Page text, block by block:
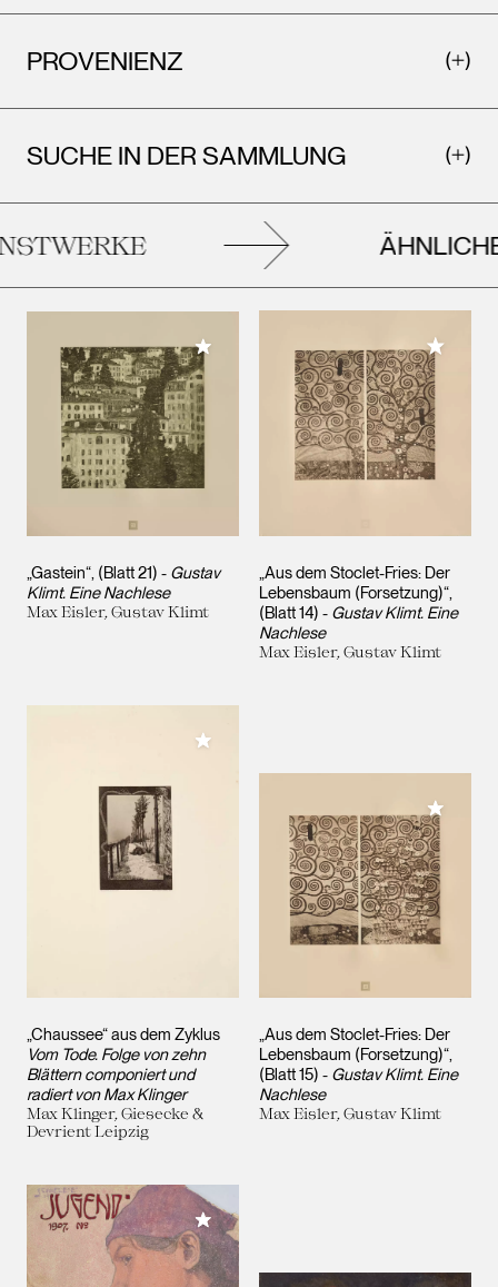
PROVENIENZ
SUCHE IN DER SAMMLUNG
ÄHNLICHE
„Gastein“, (Blatt 21) - Gustav
Klimt. Eine Nachlese
Max Eisler, Gustav Klimt
Meiner Sammlung hinzufügen
„Aus dem Stoclet-Fries: Der
Lebensbaum (Forsetzung)“,
(Blatt 14) - Gustav Klimt. Eine
Nachlese
Max Eisler, Gustav Klimt
Meiner
„Chaussee“ aus dem Zyklus
Vom Tode. Folge von zehn
Blättern componiert und
radiert von Max Klinger
Max Klinger, Giesecke &
Devrient Leipzig
Meiner Sammlung hinzufügen
„Aus dem Stoclet-Fries: Der
Lebensbaum (Forsetzung)“,
(Blatt 15) - Gustav Klimt. Eine
Nachlese
Max Eisler, Gustav Klimt
Meiner
Meiner Sammlung hinzufügen